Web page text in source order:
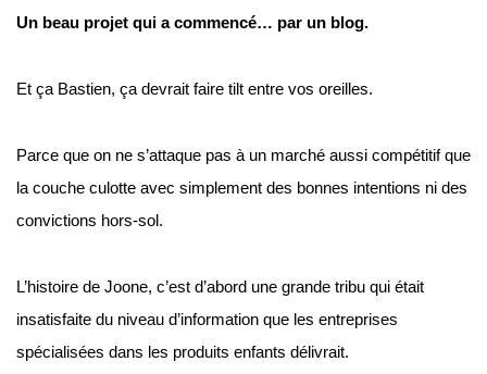
Un beau projet qui a commencé… par un blog.
Et ça Bastien, ça devrait faire tilt entre vos oreilles.
Parce que on ne s’attaque pas à un marché aussi compétitif que
la couche culotte avec simplement des bonnes intentions ni des
convictions hors-sol.
L’histoire de Joone, c’est d’abord une grande tribu qui était
insatisfaite du niveau d’information que les entreprises
spécialisées dans les produits enfants délivrait.